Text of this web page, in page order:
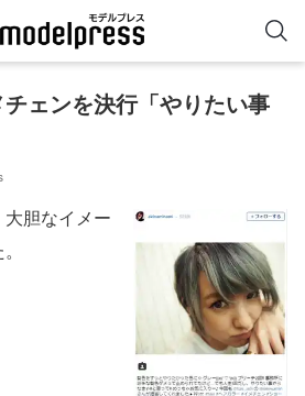
ェンを決行「やりたい事
大胆なイメー